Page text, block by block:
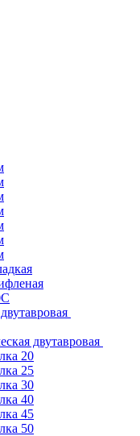
двутавровая
20
25
30
40
45
50